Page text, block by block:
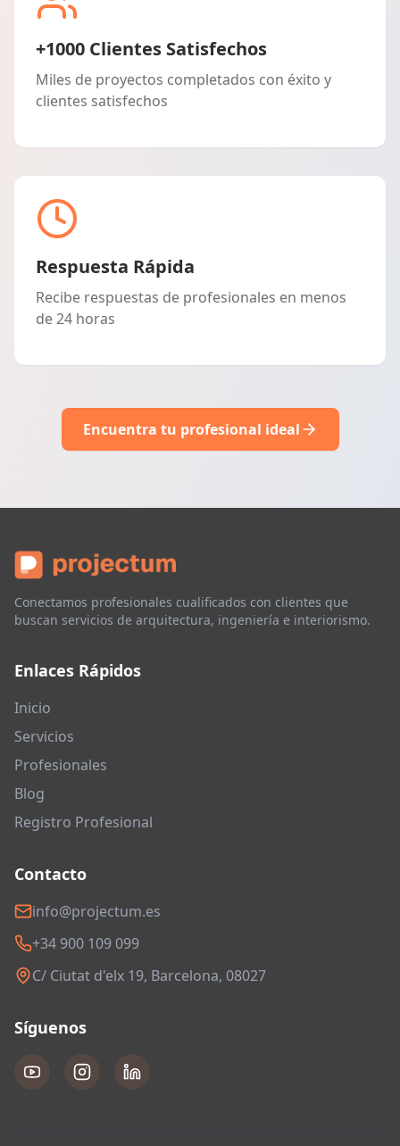
+1000 Clientes Satisfechos
Miles de proyectos completados con éxito y
clientes satisfechos
Respuesta Rápida
Recibe respuestas de profesionales en menos
de 24 horas
Encuentra tu profesional ideal
Conectamos profesionales cualificados con clientes que
buscan servicios de arquitectura, ingeniería e interiorismo.
Enlaces Rápidos
Inicio
Servicios
Profesionales
Blog
Registro Profesional
Contacto
info@projectum.es
+34 900 109 099
C/ Ciutat d'elx 19, Barcelona, 08027
Síguenos